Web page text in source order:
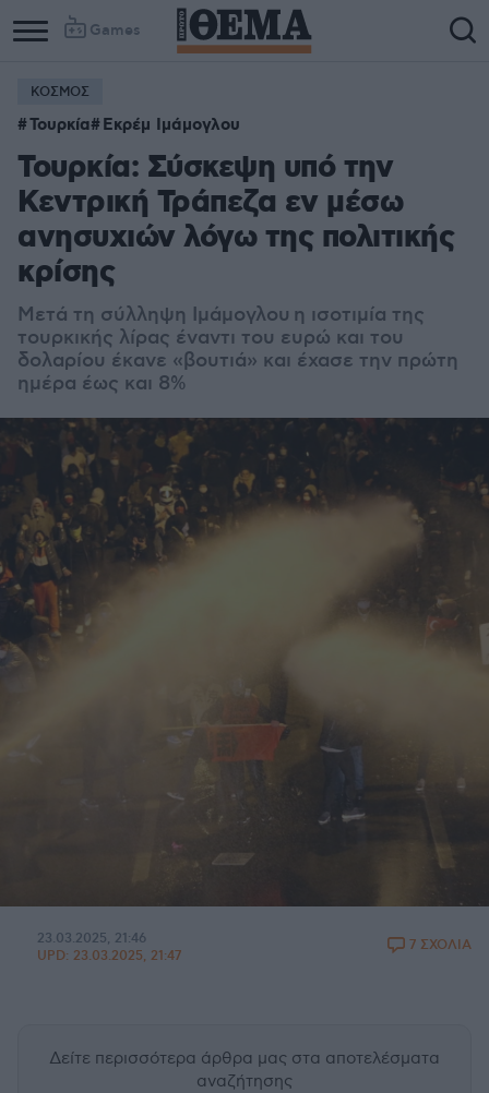
Games
ΚΟΣΜΟΣ
Τουρκία Εκρέμ Ιμάμογλου
Τουρκία: Σύσκεψη υπό την
Κεντρική Τράπεζα εν μέσω
ανησυχιών λόγω της πολιτικής
κρίσης
Μετά τη σύλληψη Ιμάμογλου η ισοτιμία της
τουρκικής λίρας έναντι του ευρώ και του
δολαρίου έκανε «βουτιά» και έχασε την πρώτη
ημέρα έως και 8%
23.03.2025, 21:46
UPD: 23.03.2025, 21:47
7 ΣΧΟΛΙΑ
Δείτε περισσότερα άρθρα μας στα αποτελέσματα
αναζήτησης